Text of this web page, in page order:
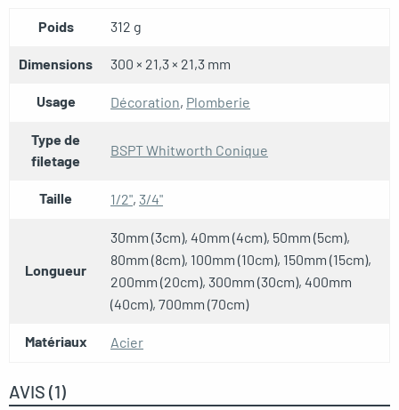
Poids 312 g
Dimensions 300 × 21,3 × 21,3 mm
Usage Décoration, Plomberie
Type de
filetage
BSPT Whitworth Conique
Taille 1/2", 3/4"
Longueur
30mm (3cm), 40mm (4cm), 50mm (5cm),
80mm (8cm), 100mm (10cm), 150mm (15cm),
200mm (20cm), 300mm (30cm), 400mm
(40cm), 700mm (70cm)
Matériaux Acier
AVIS (1)